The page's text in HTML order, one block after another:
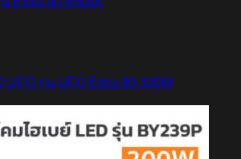
UFO รุ่น UFO Extra 90-300W